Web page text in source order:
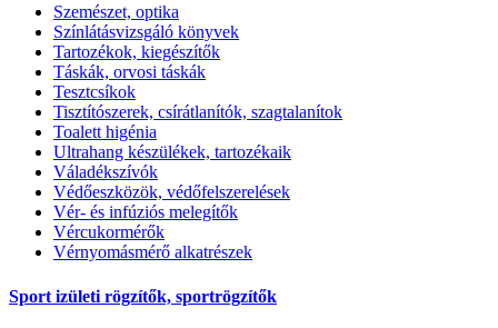
Szemészet, optika
Színlátásvizsgáló könyvek
Tartozékok, kiegészítők
Táskák, orvosi táskák
Tesztcsíkok
Tisztítószerek, csírátlanítók, szagtalanítok
Toalett higénia
Ultrahang készülékek, tartozékaik
Váladékszívók
Védőeszközök, védőfelszerelések
Vér- és infúziós melegítők
Vércukormérők
Vérnyomásmérő alkatrészek
Sport izületi rögzítők, sportrögzítők